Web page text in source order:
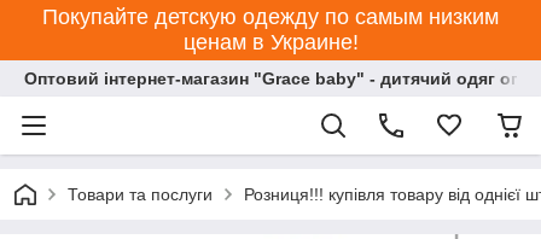
Покупайте детскую одежду по самым низким
ценам в Украине!
Оптовий інтернет-магазин "Grace baby" - дитячий одяг
Товари та послуги Розниця!!! купівля товару від однієї